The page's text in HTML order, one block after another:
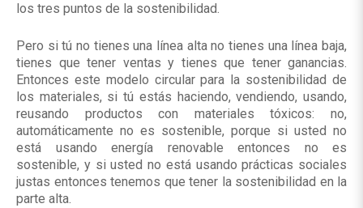
los tres puntos de la sostenibilidad.
Pero si tú no tienes una línea alta no tienes una línea baja,
tienes que tener ventas y tienes que tener ganancias.
Entonces este modelo circular para la sostenibilidad de
los materiales, si tú estás haciendo, vendiendo, usando,
reusando productos con materiales tóxicos: no,
automáticamente no es sostenible, porque si usted no
está usando energía renovable entonces no es
sostenible, y si usted no está usando prácticas sociales
justas entonces tenemos que tener la sostenibilidad en la
parte alta.